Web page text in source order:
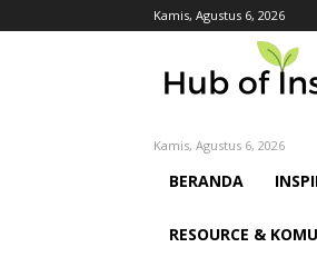
Kamis, Agustus 6, 2026
Kamis, Agustus 6, 2026
BERANDA
RESOURCE &